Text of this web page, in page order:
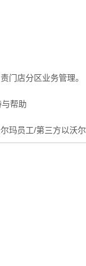
门店分区业务管理。
帮助
玛员工/第三方以沃